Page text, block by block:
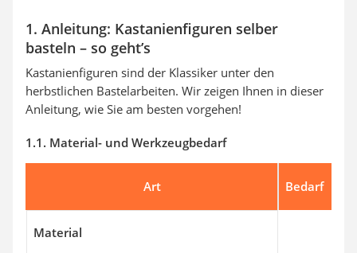
1. Anleitung: Kastanienfiguren selber
basteln – so geht’s
Kastanienfiguren sind der Klassiker unter den
herbstlichen Bastelarbeiten. Wir zeigen Ihnen in dieser
Anleitung, wie Sie am besten vorgehen!
1.1. Material- und Werkzeugbedarf
Art Bedarf
Material